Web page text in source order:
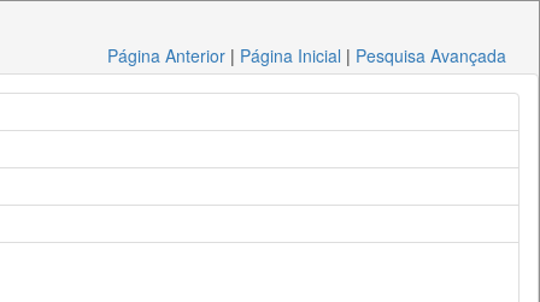
Página Anterior | Página Inicial | Pesquisa Avançada